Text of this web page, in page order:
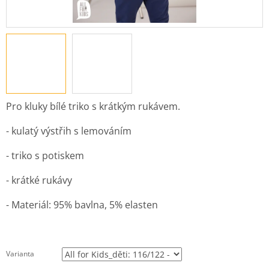
Varianta
Pro kluky bílé triko s krátkým rukávem.
- kulatý výstřih s lemováním
- triko s potiskem
- krátké rukávy
- Materiál: 95% bavlna, 5% elasten